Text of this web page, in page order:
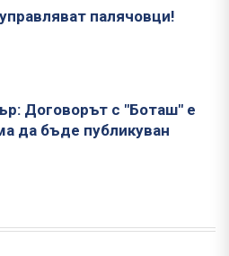
палячовци!
Договорът с "Боташ" е
да бъде публикуван